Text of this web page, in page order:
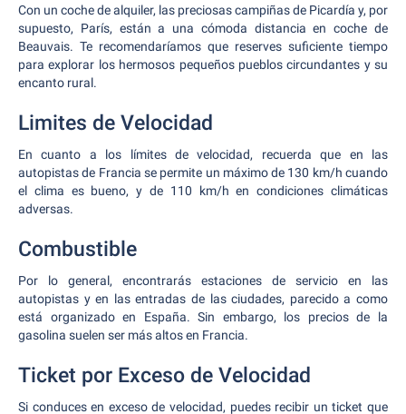
Con un coche de alquiler, las preciosas campiñas de Picardía y, por
supuesto, París, están a una cómoda distancia en coche de
Beauvais. Te recomendaríamos que reserves suficiente tiempo
para explorar los hermosos pequeños pueblos circundantes y su
encanto rural.
Limites de Velocidad
En cuanto a los límites de velocidad, recuerda que en las
autopistas de Francia se permite un máximo de 130 km/h cuando
el clima es bueno, y de 110 km/h en condiciones climáticas
adversas.
Combustible
Por lo general, encontrarás estaciones de servicio en las
autopistas y en las entradas de las ciudades, parecido a como
está organizado en España. Sin embargo, los precios de la
gasolina suelen ser más altos en Francia.
Ticket por Exceso de Velocidad
Si conduces en exceso de velocidad, puedes recibir un ticket que